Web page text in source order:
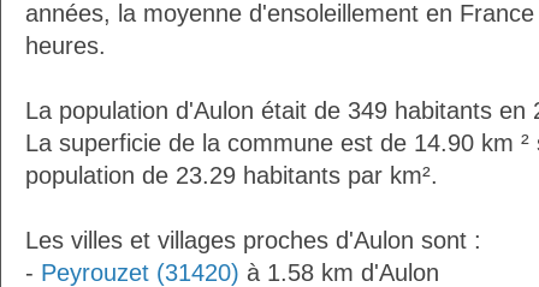
années, la moyenne d'ensoleillement en
heures.
La population d'Aulon était de 349 habitants en
La superficie de la commune est de 14.90 km
population de 23.29 habitants par km².
Les villes et villages proches d'Aulon sont :
- Peyrouzet (31420) à 1.58 km d'Aulon